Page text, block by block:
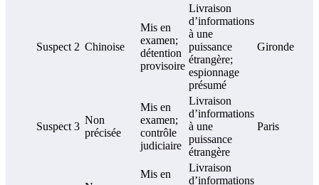
Suspect 2 Chinoise
Mis en
examen;
détention
provisoire
Livraison
d’informations
à une
puissance
étrangère;
espionnage
présumé
Gironde
Suspect 3
Non
précisée
Mis en
examen;
contrôle
judiciaire
Livraison
d’informations
à une
puissance
étrangère
Paris
Mis en
Livraison
d’informations